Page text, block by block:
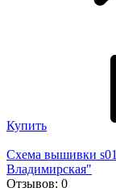
Купить
Схема вышивки
Владимирская"
Отзывов: 0